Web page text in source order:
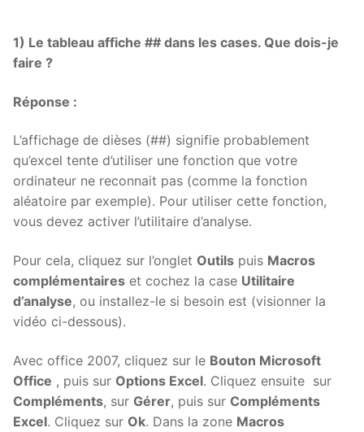
1) Le tableau affiche ## dans les cases. Que dois-je
faire ?
Réponse :
L’affichage de dièses (##) signifie probablement
qu’excel tente d’utiliser une fonction que votre
ordinateur ne reconnait pas (comme la fonction
aléatoire par exemple). Pour utiliser cette fonction,
vous devez activer l’utilitaire d’analyse.
Pour cela, cliquez sur l’onglet Outils puis Macros
complémentaires et cochez la case Utilitaire
d’analyse, ou installez-le si besoin est (visionner la
vidéo ci-dessous).
Avec office 2007, cliquez sur le Bouton Microsoft
Office , puis sur Options Excel. Cliquez ensuite sur
Compléments, sur Gérer, puis sur Compléments
Excel. Cliquez sur Ok. Dans la zone Macros